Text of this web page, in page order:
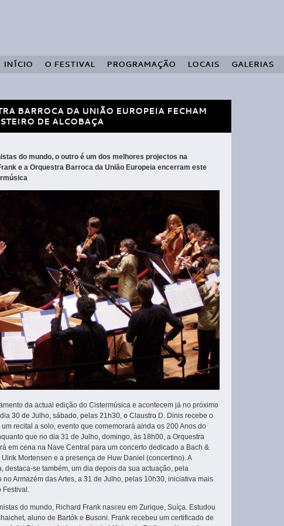
INÍCIO O FESTIVAL PROGRAMAÇÃO LOCAIS GALERIAS
BARROCA DA UNIÃO EUROPEIA FECHAM
DE ALCOBAÇA
do mundo, o outro é um dos melhores projectos na
e a Orquestra Barroca da União Europeia encerram este
da actual edição do Cistermúsica e acontecem já no próximo
30 de Julho, sábado, pelas 21h30, o Claustro D. Dinis recebe o
recital a solo, evento que comemorará ainda os 200 Anos do
que no dia 31 de Julho, domingo, às 18h00, a Orquestra
em cena na Nave Central para um concerto dedicado a Bach &
Mortensen e a presença de Huw Daniel (concertino). A
destaca-se também, um dia depois da sua actuação, pela
Armazém das Artes, a 31 de Julho, pelas 10h30, iniciativa mais
Festival.
do mundo, Richard Frank nasceu em Zurique, Suíça. Estudou
aluno de Bartók e Busoni. Frank recebeu um certificado de